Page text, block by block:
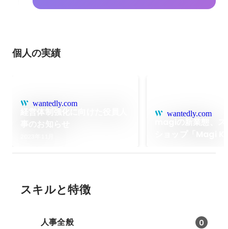
個人の実績
wantedly.com
wantedly.com
スキルと特徴
人事全般 0